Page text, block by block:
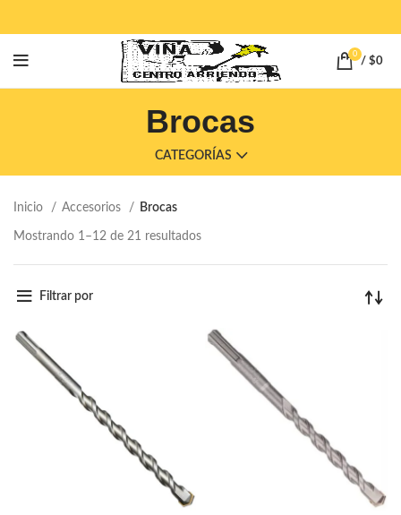
0
/ $0
Brocas
CATEGORÍAS
Inicio Accesorios Brocas
Mostrando 1–12 de 21 resultados
Filtrar por